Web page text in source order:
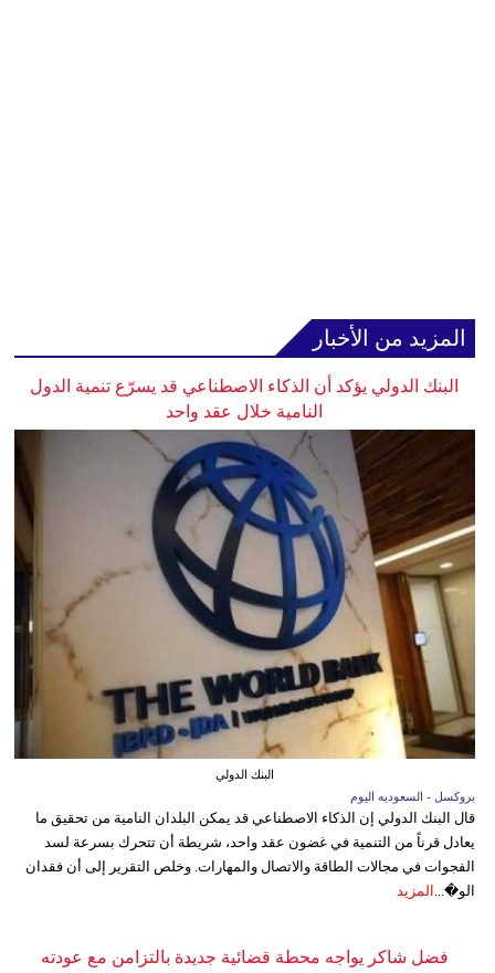
المزيد من الأخبار
البنك الدولي يؤكد أن الذكاء الاصطناعي قد يسرّع تنمية الدول
النامية خلال عقد واحد
البنك الدولي
بروكسل - السعوديه اليوم
قال البنك الدولي إن الذكاء الاصطناعي قد يمكن البلدان النامية من تحقيق ما
يعادل قرناً من التنمية في غضون عقد واحد، شريطة أن تتحرك بسرعة لسد
الفجوات في مجالات الطاقة والاتصال والمهارات. وخلص التقرير إلى أن فقدان
الو�...
المزيد
فضل شاكر يواجه محطة قضائية جديدة بالتزامن مع عودته